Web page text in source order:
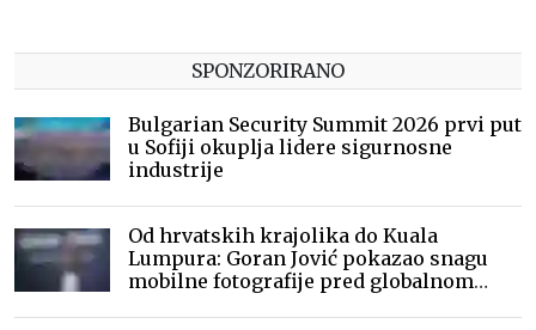
SPONZORIRANO
Bulgarian Security Summit 2026 prvi put
u Sofiji okuplja lidere sigurnosne
industrije
Od hrvatskih krajolika do Kuala
Lumpura: Goran Jović pokazao snagu
mobilne fotografije pred globalnom